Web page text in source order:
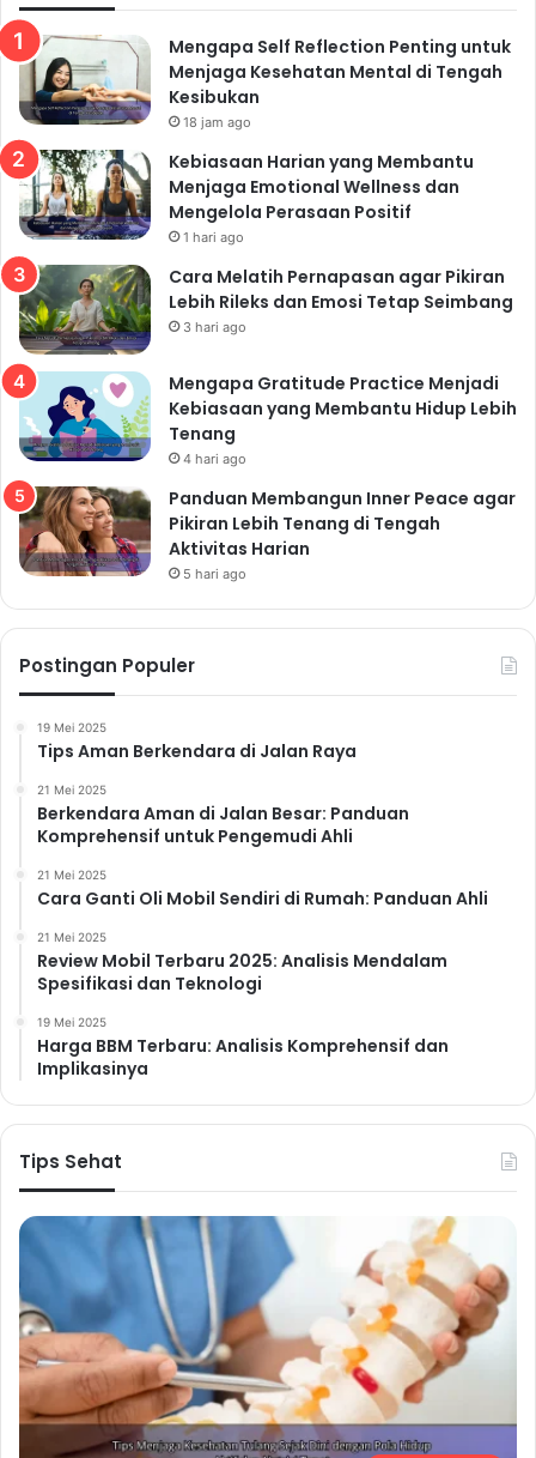
Mengapa Self Reflection Penting untuk
Menjaga Kesehatan Mental di Tengah
Kesibukan
18 jam ago
Kebiasaan Harian yang Membantu
Menjaga Emotional Wellness dan
Mengelola Perasaan Positif
1 hari ago
Cara Melatih Pernapasan agar Pikiran
Lebih Rileks dan Emosi Tetap Seimbang
3 hari ago
Mengapa Gratitude Practice Menjadi
Kebiasaan yang Membantu Hidup Lebih
Tenang
4 hari ago
Panduan Membangun Inner Peace agar
Pikiran Lebih Tenang di Tengah
Aktivitas Harian
5 hari ago
Postingan Populer
19 Mei 2025
Tips Aman Berkendara di Jalan Raya
21 Mei 2025
Berkendara Aman di Jalan Besar: Panduan
Komprehensif untuk Pengemudi Ahli
21 Mei 2025
Cara Ganti Oli Mobil Sendiri di Rumah: Panduan Ahli
21 Mei 2025
Review Mobil Terbaru 2025: Analisis Mendalam
Spesifikasi dan Teknologi
19 Mei 2025
Harga BBM Terbaru: Analisis Komprehensif dan
Implikasinya
Tips Sehat